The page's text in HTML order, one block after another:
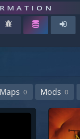
Maps 0 Mods 0